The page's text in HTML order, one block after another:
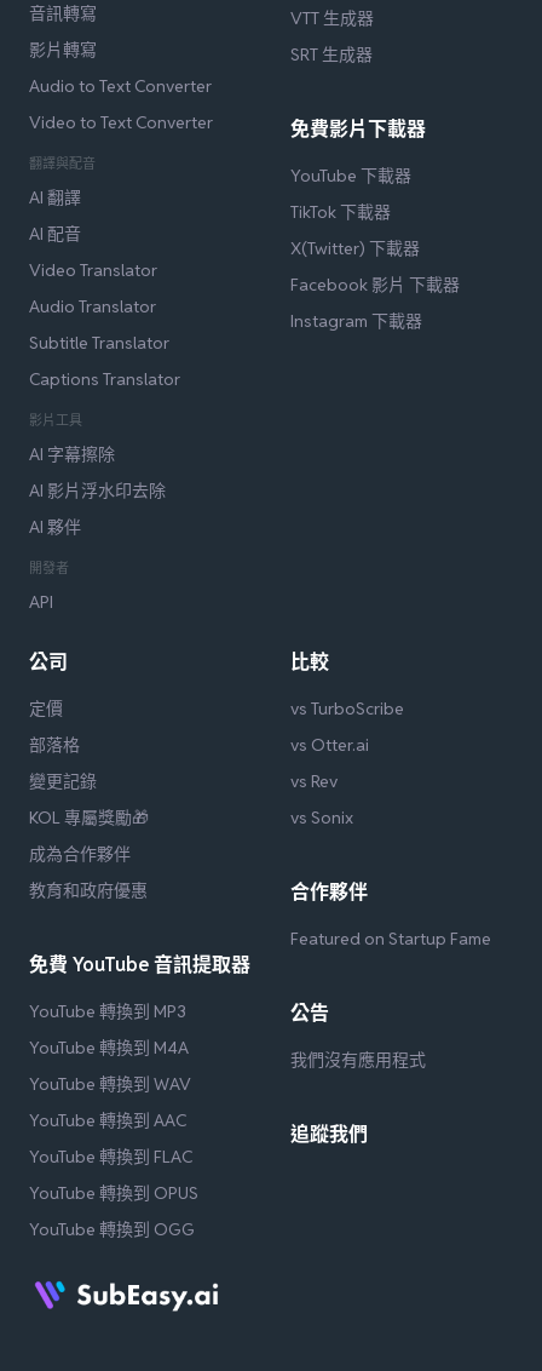
音訊轉寫
影片轉寫
Audio to Text Converter
Video to Text Converter
翻譯與配音
AI 翻譯
AI 配音
Video Translator
Audio Translator
Subtitle Translator
Captions Translator
影片工具
AI 字幕擦除
AI 影片浮水印去除
AI 夥伴
開發者
API
VTT 生成器
SRT 生成器
免費影片下載器
YouTube 下載器
TikTok 下載器
X(Twitter) 下載器
Facebook 影片 下載器
Instagram 下載器
公司
定價
部落格
變更記錄
KOL 專屬獎勵🎁
成為合作夥伴
教育和政府優惠
免費 YouTube 音訊提取器
YouTube 轉換到 MP3
YouTube 轉換到 M4A
YouTube 轉換到 WAV
YouTube 轉換到 AAC
YouTube 轉換到 FLAC
YouTube 轉換到 OPUS
YouTube 轉換到 OGG
比較
vs TurboScribe
vs Otter.ai
vs Rev
vs Sonix
合作夥伴
Featured on Startup Fame
公告
我們沒有應用程式
追蹤我們